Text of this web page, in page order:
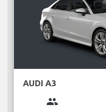
AUDI A3
group